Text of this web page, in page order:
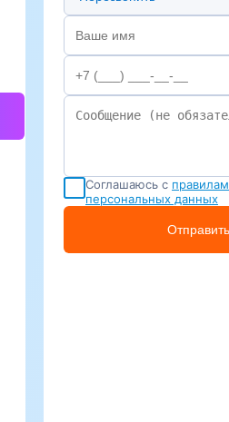
Соглашаюсь с
персональных данных
Отправить